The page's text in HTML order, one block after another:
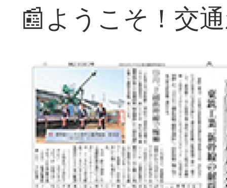
📰ようこそ！交